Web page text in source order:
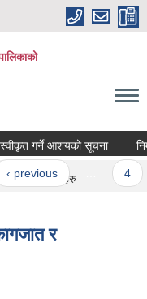
गर्ने आशयको सूचना
…
ढाँचाहरु
र